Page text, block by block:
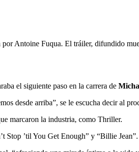
Antoine Fuqua. El tráiler, difundido
el siguiente paso en la carrera de
desde arriba”, se le escucha decir al
marcaron la industria, como Thriller.
Stop ’til You Get Enough” y “Billie Jean”.